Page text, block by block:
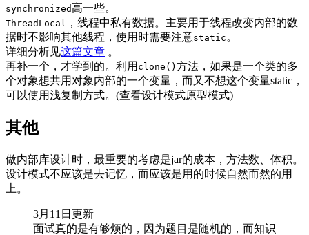
synchronized高一些。
ThreadLocal
，线程中私有数据。主要用于线程改变内部的数
据时不影响其他线程，使用时需要注意static 。
详细分析见这篇文章 。
再补一个，才学到的。利用 clone() 方法，如果是一个类的多
个对象想共用对象内部的一个变量，而又不想这个变量static，
可以使用浅复制方式。(查看设计模式原型模式)
其他
做内部库设计时，最重要的考虑是jar的成本，方法数、体积。
设计模式不应该是去记忆，而应该是用的时候自然而然的用
上。
3月11日更新
面试真的是有够烦的，因为题目是随机的，而知识